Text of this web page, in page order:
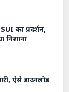
का प्रदर्शन,
निशाना
ऐसे डाउनलोड